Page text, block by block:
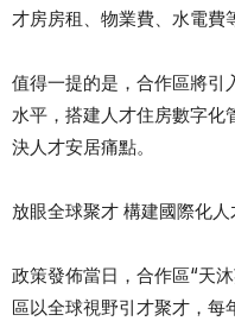
才房房租、物業費、水電費
值得一提的是，合作區將引
水平，搭建人才住房數字化
決人才安居痛點。
放眼全球聚才 構建國際化
政策發佈當日，合作區“天
區以全球視野引才聚才，每